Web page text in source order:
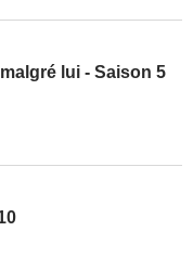
lui - Saison 5